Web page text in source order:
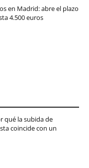
en Madrid: abre el plazo
4.500 euros
qué la subida de
coincide con un